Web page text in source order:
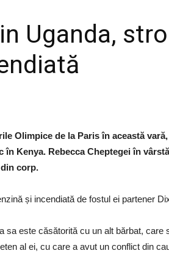
Uganda,
Olimpice de la Paris în această
Kenya. Rebecca Cheptegei în
corp.
și incendiată de fostul ei partener
sa este căsătorită cu un alt bărbat, care
al ei, cu care a avut un conflict din